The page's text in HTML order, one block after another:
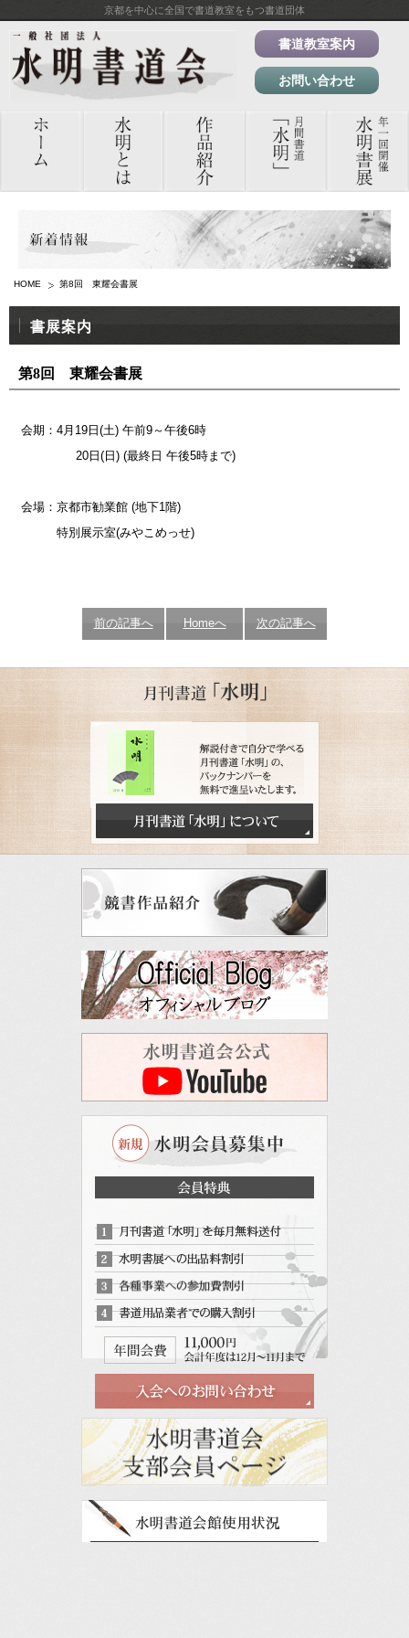
京都を中心に全国で書道教室をもつ書道団体
書道教室案内
お問い合わせ
HOME 第8回 東耀会書展
書展案内
第8回 東耀会書展
会期：4月19日(土) 午前9～午後6時
20日(日) (最終日 午後5時まで)
会場：京都市勧業館 (地下1階)
特別展示室(みやこめっせ)
前の記事へ Homeへ 次の記事へ